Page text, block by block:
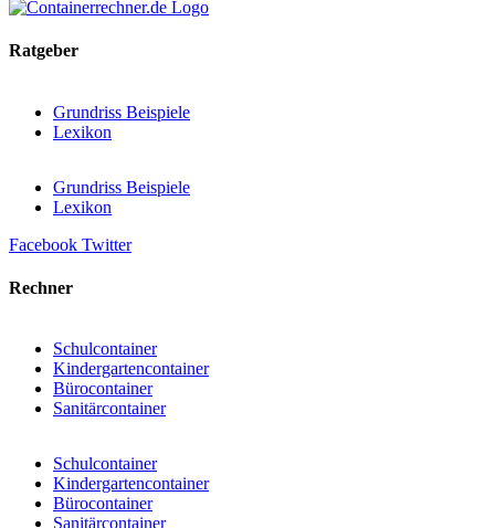
Ratgeber
Grundriss Beispiele
Lexikon
Grundriss Beispiele
Lexikon
Facebook Twitter
Rechner
Schulcontainer
Kindergartencontainer
Bürocontainer
Sanitärcontainer
Schulcontainer
Kindergartencontainer
Bürocontainer
Sanitärcontainer